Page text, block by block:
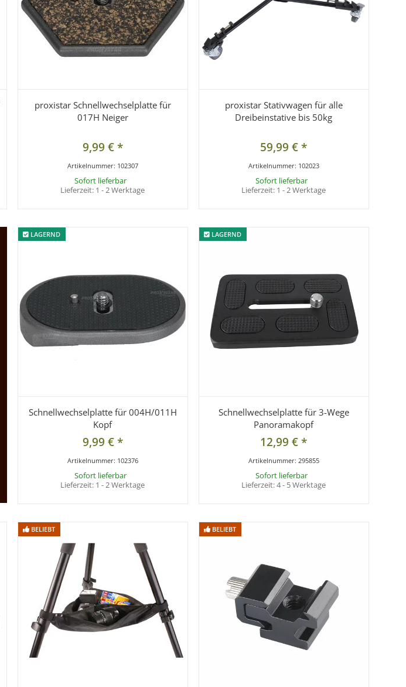
proxistar Schnellwechselplatte für
017H Neiger
9,99 €*
Artikelnummer: 102307
Sofort lieferbar
Lieferzeit: 1 - 2 Werktage
proxistar Stativwagen für alle
Dreibeinstative bis 50kg
59,99 €*
Artikelnummer: 102023
Sofort lieferbar
Lieferzeit: 1 - 2 Werktage
LAGERND
LAGERND
Schnellwechselplatte für 004H/011H
Kopf
9,99 €*
Artikelnummer: 102376
Sofort lieferbar
Lieferzeit: 1 - 2 Werktage
LAGERND
LAGERND
Schnellwechselplatte für 3-Wege
Panoramakopf
12,99 €*
Artikelnummer: 295855
Sofort lieferbar
Lieferzeit:4 - 5 Werktage
BELIEBT
BELIEBT BELIEBT
BELIEBT